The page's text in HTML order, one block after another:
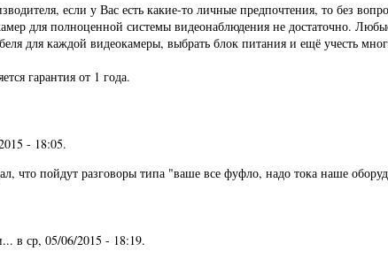
если у Вас есть какие-то личные предпочтения, то без
для полноценной системы видеонаблюдения не достаточно.
для каждой видеокамеры, выбрать блок питания и ещё учесть
гарантия от 1 года.
- 18:05.
пойдут разговоры типа "ваше все фуфло, надо тока наше
в ср, 05/06/2015 - 18:19.